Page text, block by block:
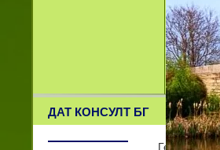
ДАТ КОНСУЛТ БГ
Геодезия,